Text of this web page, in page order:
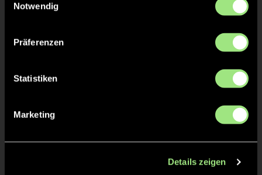
Notwendig
Präferenzen
Statistiken
Marketing
Details zeigen
0:1 Charlotte B., 3’